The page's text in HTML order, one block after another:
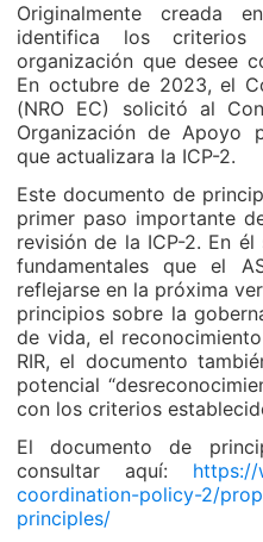
Originalmente creada
identifica los
organización que desee
En octubre de 2023, el
(NRO EC) solicitó al
Organización de Apoyo
que actualizara la ICP-2.
Este documento de
primer paso importante
revisión de la ICP-2. En
fundamentales que el
reflejarse en la próxima
principios sobre la
de vida, el
RIR, el documento
potencial
con los criterios
El documento de
consultar aquí: https://
coordination-policy-2/
principles/